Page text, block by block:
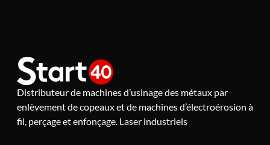
Distributeur de machines d’usinage des métaux par
enlèvement de copeaux et de machines d’électroérosion à
fil, perçage et enfonçage. Laser industriels